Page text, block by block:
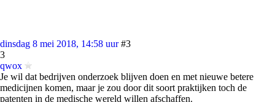
dinsdag 8 mei 2018, 14:58 uur #3
3
qwox
Je wil dat bedrijven onderzoek blijven doen en met nieuwe betere
medicijnen komen, maar je zou door dit soort praktijken toch de
patenten in de medische wereld willen afschaffen.